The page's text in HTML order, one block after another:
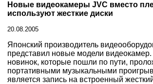
Новые видеокамеры JVC вместо
используют жесткие диски
20.08.2005
Японский производитель
представил новые модели
новинок, которые пошли по пути,
портативными музыкальными
является запись на встроенный